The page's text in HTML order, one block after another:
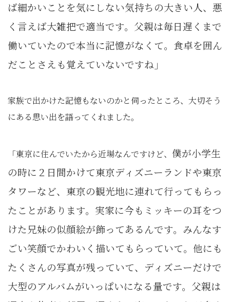
ば細かいことを気にしない気持ちの大きい人、悪
く言えば大雑把で適当です。父親は毎日遅くまで
働いていたので本当に記憶がなくて。食卓を囲ん
だことさえも覚えていないですね」
家族で出かけた記憶もないのかと伺ったところ、大切そう
にある思い出を語ってくれました。
「東京に住んでいたから近場なんですけど、 僕が小学生
の時に ２日間かけて東京ディズニーランドや東京
タワーなど、東京の観光地に連れて行ってもらっ
たことがあります。実家に今もミッキーの耳をつ
けた兄妹の似顔絵が飾ってあるんです。みんなす
ごい笑顔でかわいく描いてもらっていて。他にも
たくさんの写真が残っていて、ディズニーだけで
大型のアルバムがいっぱいになる量です。父親は